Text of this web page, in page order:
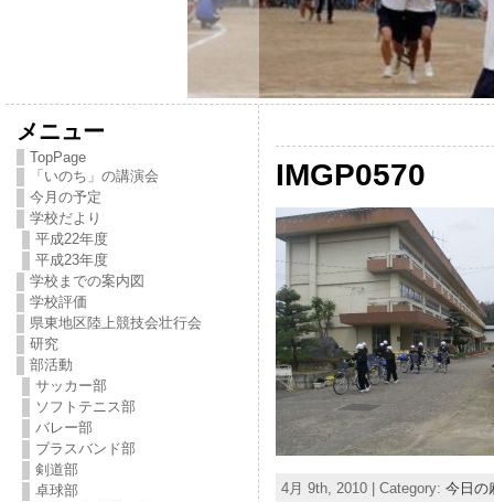
メニュー
TopPage
「いのち」の講演会
今月の予定
学校だより
平成22年度
平成23年度
学校までの案内図
学校評価
県東地区陸上競技会壮行会
研究
部活動
サッカー部
ソフトテニス部
バレー部
ブラスバンド部
剣道部
卓球部
IMGP0570
4月 9th, 2010 | Category: 今日の